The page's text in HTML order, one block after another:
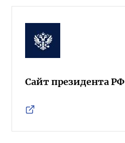
Сайт президента РФ